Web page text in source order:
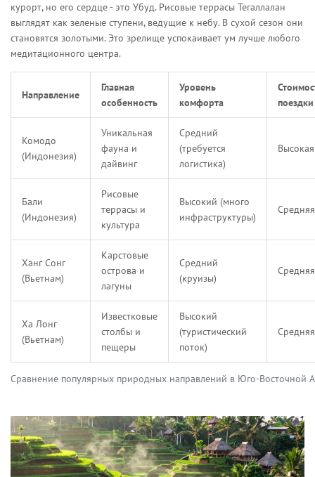
курорт, но его сердце - это Убуд. Рисовые террасы Тегаллалан
выглядят как зеленые ступени, ведущие к небу. В сухой сезон они
становятся золотыми. Это зрелище успокаивает ум лучше любого
медитационного центра.
Сравнение популярных природных направлений в Юго-Восточной
Направление
Главная
особенность
Уровень
комфорта
поездки
Комодо
(Индонезия)
Уникальная
фауна и
дайвинг
Средний
(требуется
логистика)
Высокая
Бали
(Индонезия)
Рисовые
террасы и
культура
Высокий (много
инфраструктуры)
Средняя
Ханг Сонг
(Вьетнам)
Карстовые
острова и
лагуны
Средний
(круизы)
Средняя
Ха Лонг
(Вьетнам)
Известковые
столбы и
пещеры
Высокий
(туристический
поток)
Средняя